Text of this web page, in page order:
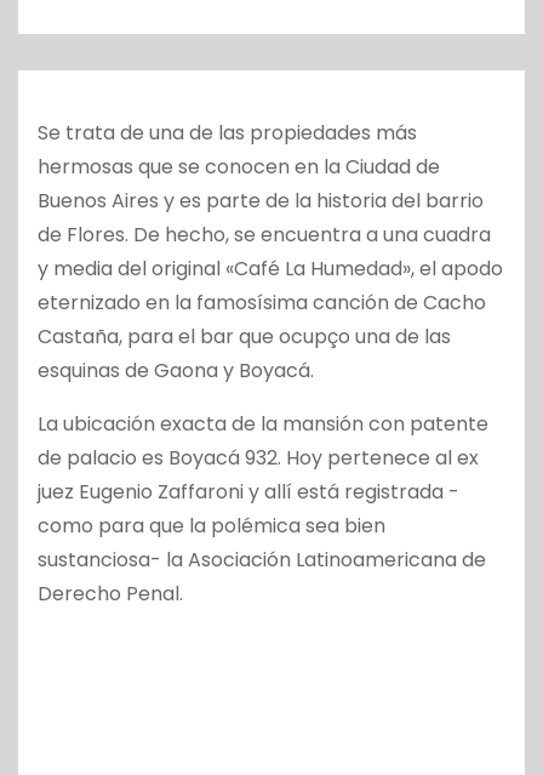
Se trata de una de las propiedades más
hermosas que se conocen en la Ciudad de
Buenos Aires y es parte de la historia del barrio
de Flores. De hecho, se encuentra a una cuadra
y media del original «Café La Humedad», el apodo
eternizado en la famosísima canción de Cacho
Castaña, para el bar que ocupço una de las
esquinas de Gaona y Boyacá.
La ubicación exacta de la mansión con patente
de palacio es Boyacá 932. Hoy pertenece al ex
juez Eugenio Zaffaroni y allí está registrada -
como para que la polémica sea bien
sustanciosa- la Asociación Latinoamericana de
Derecho Penal.